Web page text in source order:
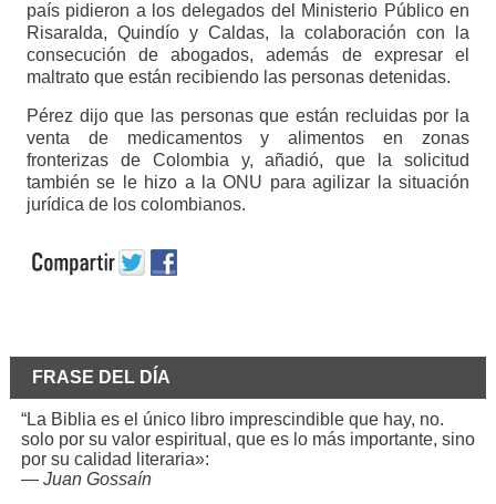
país pidieron a los delegados del Ministerio Público en
Risaralda, Quindío y Caldas, la colaboración con la
consecución de abogados, además de expresar el
maltrato que están recibiendo las personas detenidas.
Pérez dijo que las personas que están recluidas por la
venta de medicamentos y alimentos en zonas
fronterizas de Colombia y, añadió, que la solicitud
también se le hizo a la ONU para agilizar la situación
jurídica de los colombianos.
FRASE DEL DÍA
“La Biblia es el único libro imprescindible que hay, no.
solo por su valor espiritual, que es lo más importante, sino
por su calidad literaria»:
— Juan Gossaín